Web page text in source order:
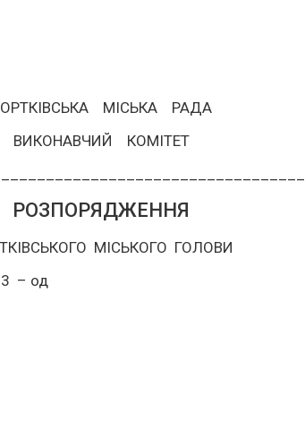
МІСЬКА РАДА
ВИКОНАВЧИЙ КОМІТЕТ
РОЗПОРЯДЖЕННЯ
МІСЬКОГО ГОЛОВИ
од